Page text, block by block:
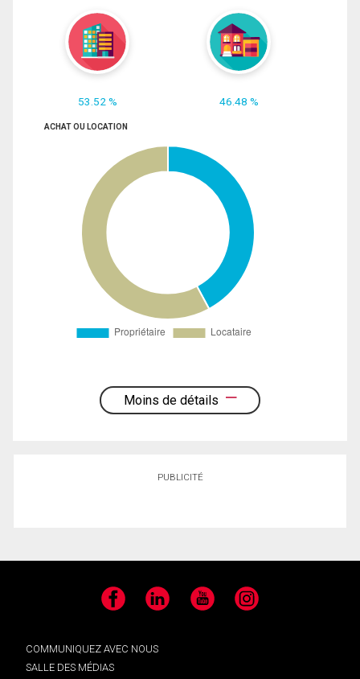
53.52 % 46.48 %
ACHAT OU LOCATION
Moins de détails
PUBLICITÉ
Facebook LinkedIn YouTube Instagram
COMMUNIQUEZ AVEC NOUS
SALLE DES MÉDIAS